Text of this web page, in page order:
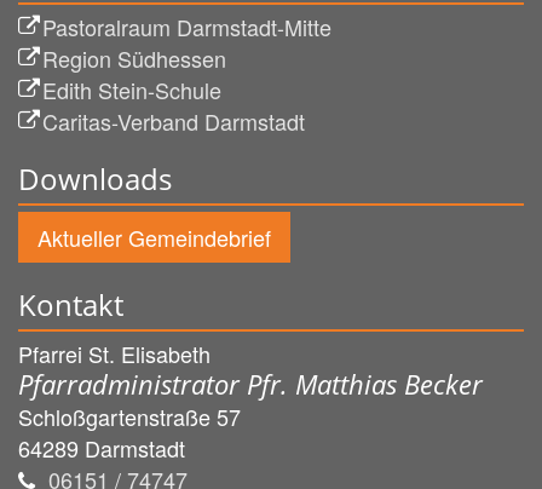
Pastoralraum Darmstadt-Mitte
Region Südhessen
Edith Stein-Schule
Caritas-Verband Darmstadt
Downloads
Aktueller Gemeindebrief
Kontakt
Pfarrei St. Elisabeth
Pfarradministrator Pfr. Matthias Becker
Schloßgartenstraße 57
64289 Darmstadt
06151 / 74747